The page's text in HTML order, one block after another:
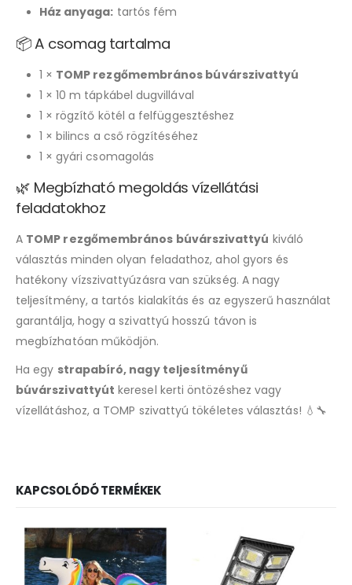
Ház anyaga: tartós fém
📦 A csomag tartalma
1 × TOMP rezgőmembrános búvárszivattyú
1 × 10 m tápkábel dugvillával
1 × rögzítő kötél a felfüggesztéshez
1 × bilincs a cső rögzítéséhez
1 × gyári csomagolás
🌿 Megbízható megoldás vízellátási
feladatokhoz
A TOMP rezgőmembrános búvárszivattyú kiváló
választás minden olyan feladathoz, ahol gyors és
hatékony vízszivattyúzásra van szükség. A nagy
teljesítmény, a tartós kialakítás és az egyszerű használat
garantálja, hogy a szivattyú hosszú távon is
megbízhatóan működjön.
Ha egy strapabíró, nagy teljesítményű
búvárszivattyút keresel kerti öntözéshez vagy
vízellátáshoz, a TOMP szivattyú tökéletes választás! 💧🔧
KAPCSOLÓDÓ TERMÉKEK